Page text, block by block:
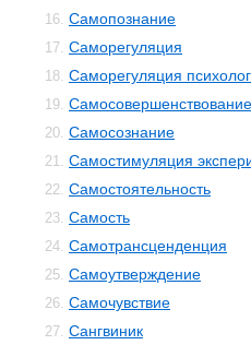
16. Самопознание
17. Саморегуляция
18. Саморегуляция
19. Самосовершенствование
20. Самосознание
21. Самостимуляция
22. Самостоятельность
23. Самость
24. Самотрансценденция
25. Самоутверждение
26. Самочувствие
27. Сангвиник